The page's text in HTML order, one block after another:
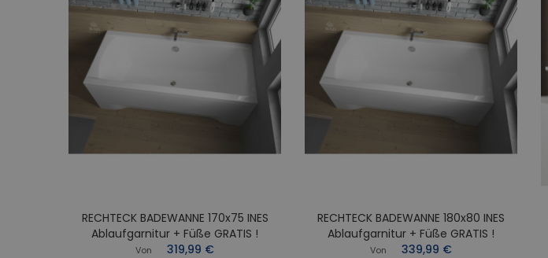
RECHTECK BADEWANNE 170x75 INES
Ablaufgarnitur + Füße GRATIS !
Von 319,99 €
RECHTECK BADEWANNE 180x80 INES
Ablaufgarnitur + Füße GRATIS !
Von 339,99 €